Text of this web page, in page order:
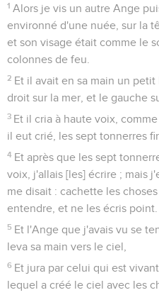
1 Alors je vis un autre Ange
environné d'une nuée, sur la
et son visage était comme le
colonnes de feu.
2 Et il avait en sa main un
droit sur la mer, et le gauche
3 Et il cria à haute voix,
il eut crié, les sept tonnerres
4 Et après que les sept
voix, j'allais [les] écrire ; mais
me disait : cachette les
entendre, et ne les écris point.
5 Et l'Ange que j'avais vu se
leva sa main vers le ciel,
6 Et jura par celui qui est
lequel a créé le ciel avec les